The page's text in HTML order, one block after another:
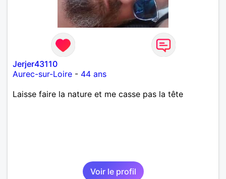
Jerjer43110
Aurec-sur-Loire - 44 ans
Laisse faire la nature et me casse pas la tête
Voir le profil